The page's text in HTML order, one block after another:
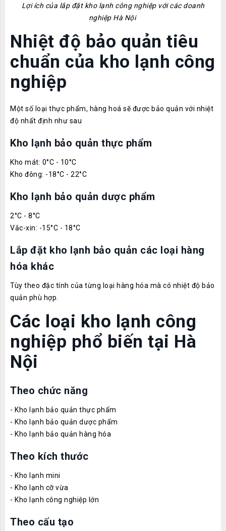
Lợi ích của lắp đặt kho lạnh công nghiệp với các doanh
nghiệp Hà Nội
Nhiệt độ bảo quản tiêu
chuẩn của kho lạnh công
nghiệp
Một số loại thực phẩm, hàng hoá sẽ được bảo quản với nhiệt
độ nhất định như sau
Kho lạnh bảo quản thực phẩm
Kho mát: 0°C - 10°C
Kho đông: -18°C - 22°C
Kho lạnh bảo quản dược phẩm
2°C - 8°C
Vắc-xin: -15°C - 18°C
Lắp đặt kho lạnh bảo quản các loại hàng
hóa khác
Tùy theo đặc tính của từng loại hàng hóa mà có nhiệt độ bảo
quản phù hợp.
Các loại kho lạnh công
nghiệp phổ biến tại Hà
Nội
Theo chức năng
- Kho lạnh bảo quản thực phẩm
- Kho lạnh bảo quản dược phẩm
- Kho lạnh bảo quản hàng hóa
Theo kích thước
- Kho lạnh mini
- Kho lạnh cỡ vừa
- Kho lạnh công nghiệp lớn
Theo cấu tạo